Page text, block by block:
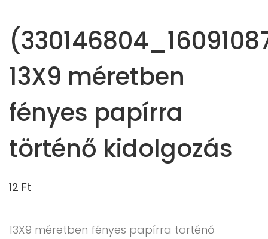
13X9 méretben
fényes papírra
történő kidolgozás
12 Ft
13X9 méretben fényes papírra történő